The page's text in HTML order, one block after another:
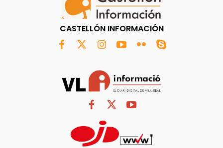
CASTELLÓN INFORMACIÓN